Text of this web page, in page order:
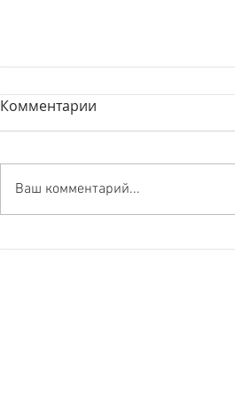
רותם סלע רוקדת על עמוד
Комментарии
Ваш комментарий...